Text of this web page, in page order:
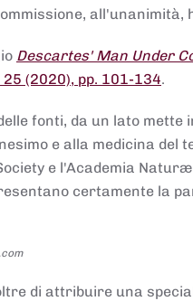
Descartes' Man Under
(2020), pp. 101-134.
fonti, da un lato
e alla medicina del
e l'Academia
certamente la
di attribuire una